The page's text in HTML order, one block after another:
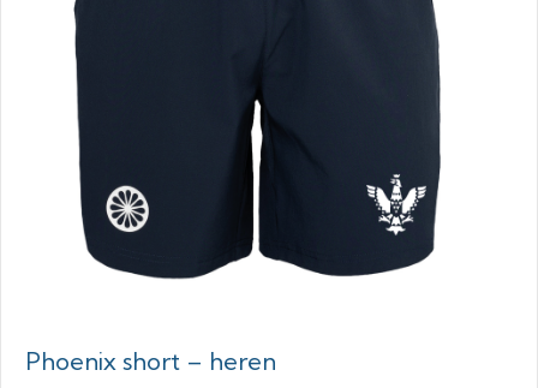
Phoenix short – heren